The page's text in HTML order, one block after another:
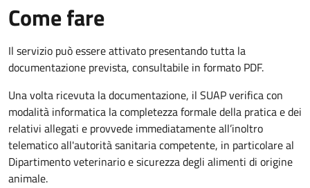
Come fare
Il servizio può essere attivato presentando tutta la
documentazione prevista, consultabile in formato PDF.
Una volta ricevuta la documentazione, il SUAP verifica con
modalità informatica la completezza formale della pratica e dei
relativi allegati e provvede immediatamente all’inoltro
telematico all'autorità sanitaria competente, in particolare al
Dipartimento veterinario e sicurezza degli alimenti di origine
animale.